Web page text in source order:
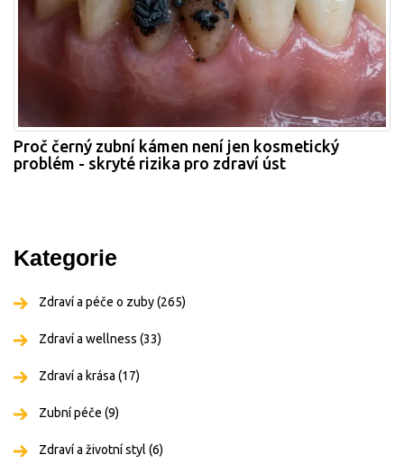
Proč černý zubní kámen není jen kosmetický
problém - skryté rizika pro zdraví úst
Kategorie
Zdraví a péče o zuby(265)
Zdraví a wellness (33)
Zdraví a krása (17)
Zubní péče (9)
Zdraví a životní styl (6)